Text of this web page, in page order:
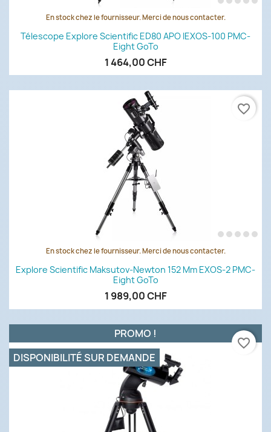
En stock chez le fournisseur. Merci de nous contacter.
Télescope Explore Scientific ED80 APO IEXOS-100 PMC-
Eight GoTo
1 464,00 CHF
En stock chez le fournisseur. Merci de nous contacter.
Explore Scientific Maksutov-Newton 152 Mm EXOS-2 PMC-
Eight GoTo
1 989,00 CHF
favorite_border
PROMO !
DISPONIBILITÉ SUR DEMANDE
favorite_border